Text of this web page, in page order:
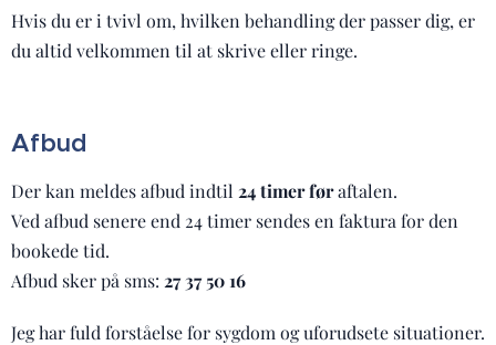
Hvis du er i tvivl om, hvilken behandling der passer dig, er
du altid velkommen til at skrive eller ringe.
Afbud
Der kan meldes afbud indtil 24 timer føraftalen.
Ved afbud senere end 24 timer sendes en faktura for den
bookede tid.
Afbud sker på sms: 27 37 50 16
Jeg har fuld forståelse for sygdom og uforudsete situationer.